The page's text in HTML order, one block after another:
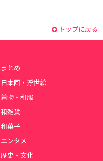
トップに戻る
まとめ
日本画・浮世絵
着物・和服
和雑貨
和菓子
エンタメ
歴史・文化